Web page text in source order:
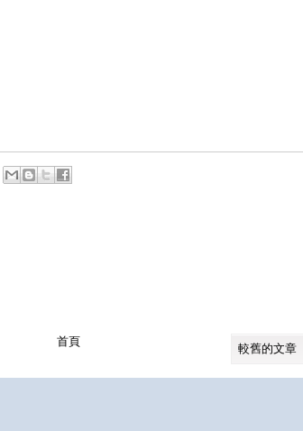
較舊的文章
首頁